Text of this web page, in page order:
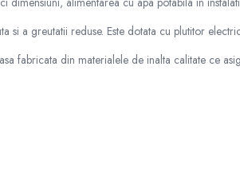
si a greutatii reduse. Este dotata cu plutitor
fabricata din materialele de inalta calitate ce